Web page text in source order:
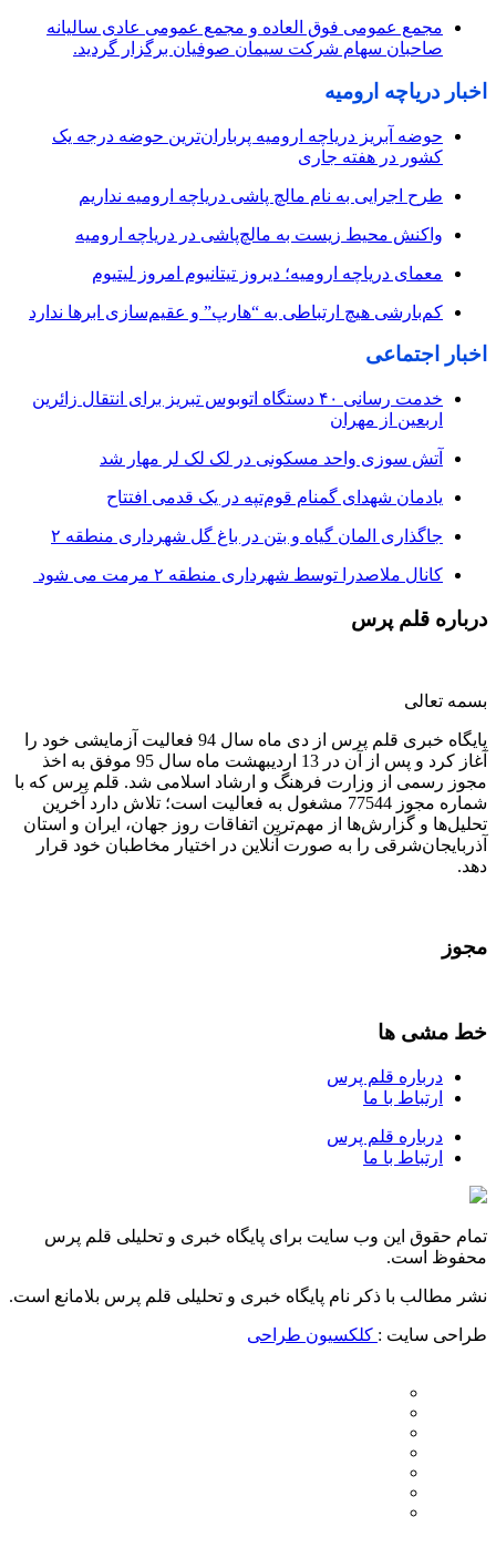
مجمع عمومی فوق العاده و مجمع عمومی عادی سالیانه
صاحبان سهام شرکت سیمان صوفیان برگزار گردید.
اخبار دریاچه ارومیه
حوضه آبریز دریاچه ارومیه پرباران‌ترین حوضه‌ درجه یک
کشور در هفته جاری
طرح اجرایی به نام مالچ پاشی دریاچه ارومیه نداریم
واکنش محیط زیست به مالچ‌پاشی در دریاچه ارومیه
معمای دریاچه ارومیه؛ دیروز تیتانیوم امروز لیتیوم
کم‌بارشی هیچ ارتباطی به “هارپ” و عقیم‌سازی ابرها ندارد
اخبار اجتماعی
خدمت رسانی ۴۰ دستگاه اتوبوس تبریز برای انتقال زائرین
اربعین از مهران
آتش سوزی واحد مسکونی در لک لک لر مهار شد
یادمان شهدای گمنام قوم‌تپه در یک قدمی افتتاح
جاگذاری المان گیاه و بتن در باغ گل شهرداری منطقه ۲
کانال ملاصدرا توسط شهرداری منطقه ۲ مرمت می شود
درباره قلم پرس
بسمه تعالی
پایگاه خبری قلم پرس از دی ماه سال 94 فعالیت آزمایشی خود را
آغاز کرد و پس از آن در 13 اردیبهشت ماه سال 95 موفق به اخذ
مجوز رسمی از وزارت فرهنگ و ارشاد اسلامی شد. قلم پرس که با
شماره مجوز 77544 مشغول به فعالیت است؛ تلاش دارد آخرین
تحلیل‌ها و گزارش‌ها از مهم‌ترین اتفاقات روز جهان، ایران و استان
آذربایجان‌شرقی را به صورت آنلاین در اختیار مخاطبان خود قرار
دهد.
مجوز
خط مشی ها
درباره قلم پرس
ارتباط با ما
درباره قلم پرس
ارتباط با ما
تمام حقوق این وب سایت برای پایگاه خبری و تحلیلی قلم پرس
محفوظ است.
نشر مطالب با ذکر نام پایگاه خبری و تحلیلی قلم پرس بلامانع است.
طراحی سایت : کلکسیون طراحی